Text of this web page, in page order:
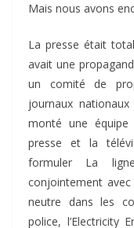
Mais nous avons
La presse était
avait une
un comité de
journaux
monté une
presse et la
formuler La
conjointement
neutre dans les
police, l’Electricity